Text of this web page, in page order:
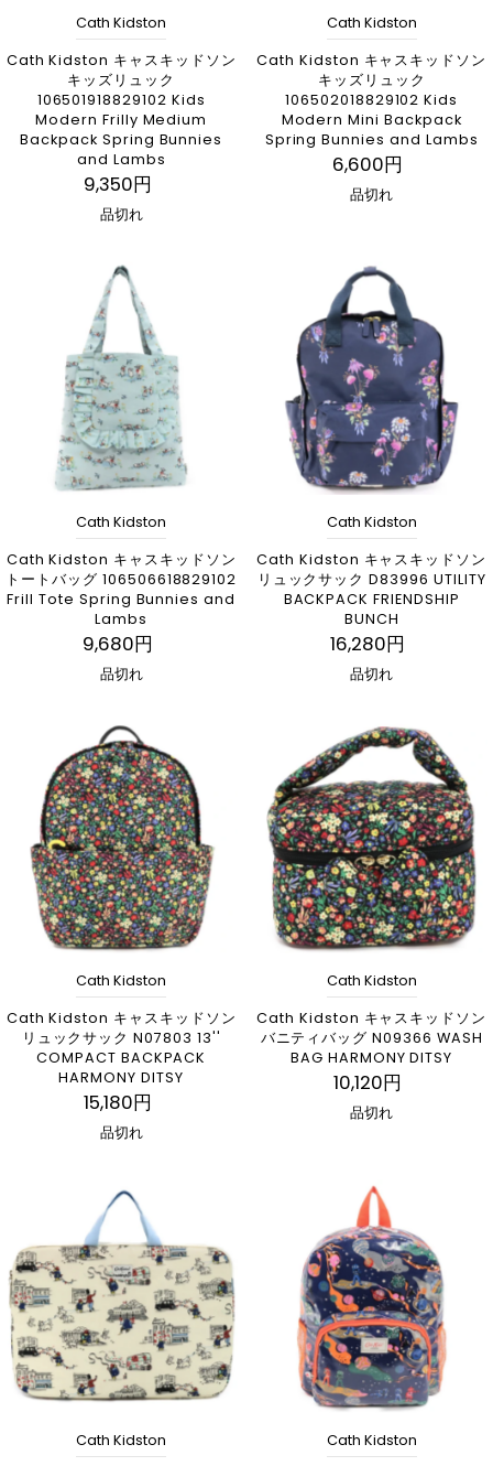
Cath Kidston
Cath Kidston キャスキッドソン
キッズリュック
106501918829102 Kids
Modern Frilly Medium
Backpack Spring Bunnies
and Lambs
9,350円
品切れ
Cath Kidston
Cath Kidston キャスキッドソン
キッズリュック
106502018829102 Kids
Modern Mini Backpack
Spring Bunnies and Lambs
6,600円
品切れ
Cath Kidston
Cath Kidston キャスキッドソン
トートバッグ 106506618829102
Frill Tote Spring Bunnies and
Lambs
9,680円
品切れ
Cath Kidston
Cath Kidston キャスキッドソン
リュックサック D83996 UTILITY
BACKPACK FRIENDSHIP
BUNCH
16,280円
品切れ
Cath Kidston
Cath Kidston キャスキッドソン
リュックサック N07803 13''
COMPACT BACKPACK
HARMONY DITSY
15,180円
品切れ
Cath Kidston
Cath Kidston キャスキッドソン
バニティバッグ N09366 WASH
BAG HARMONY DITSY
10,120円
品切れ
Cath Kidston
Cath Kidston